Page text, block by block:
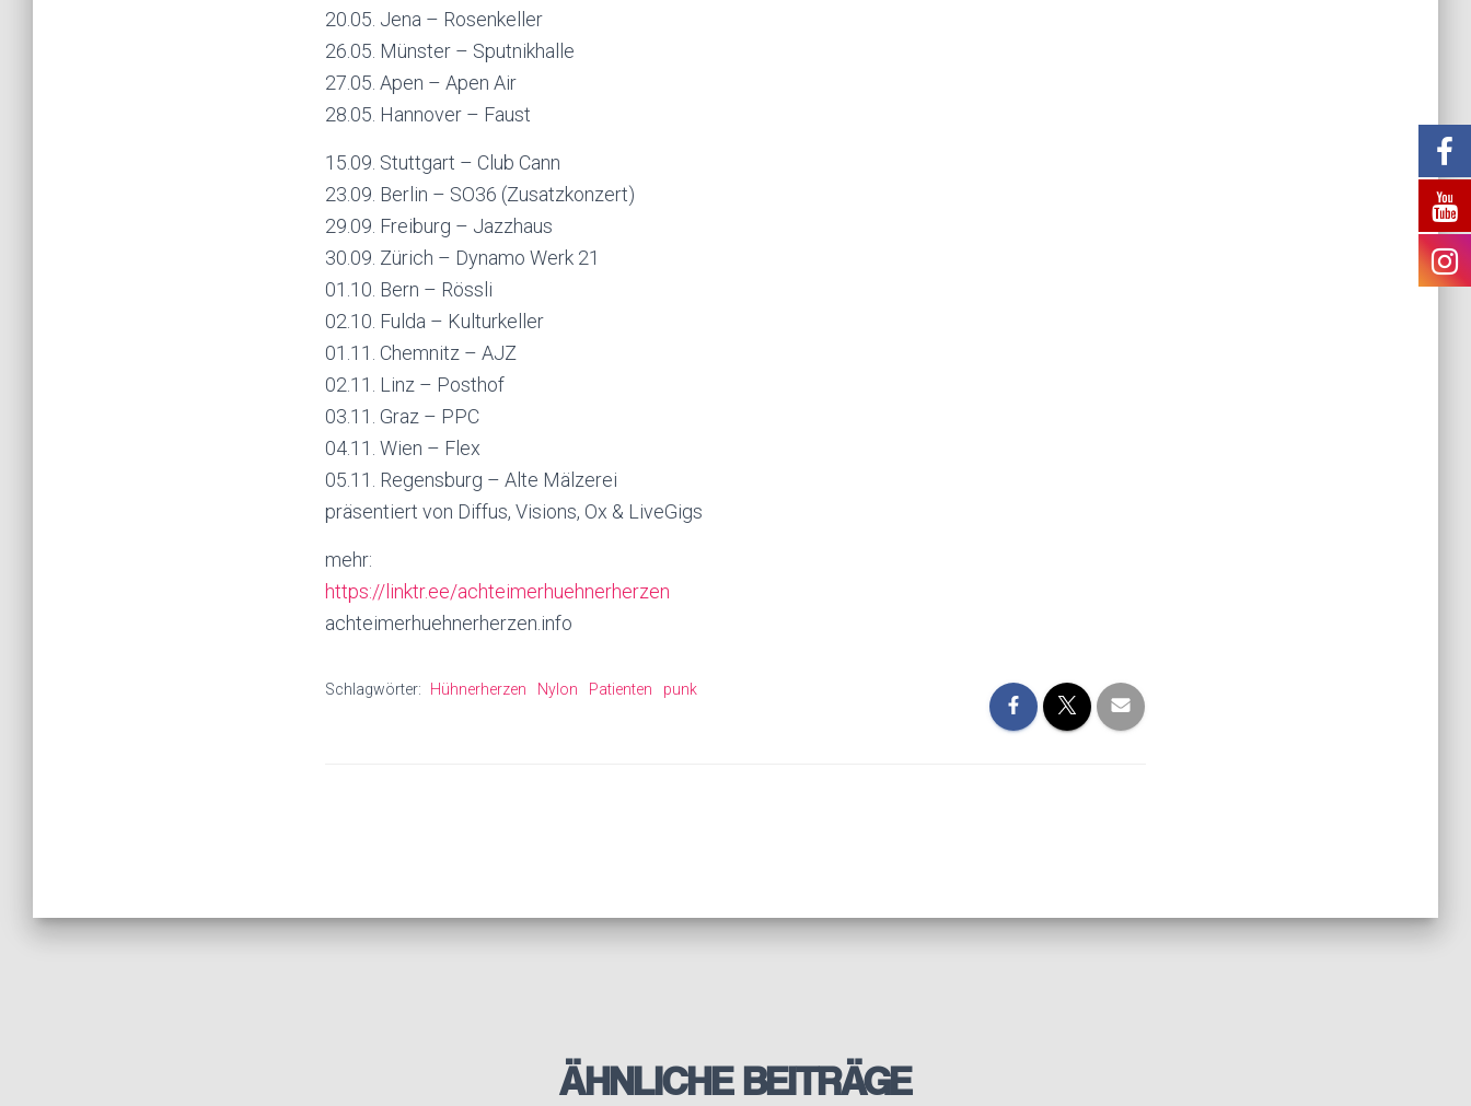
20.05. Jena – Rosenkeller
26.05. Münster – Sputnikhalle
27.05. Apen – Apen Air
28.05. Hannover – Faust
15.09. Stuttgart – Club Cann
23.09. Berlin – SO36 (Zusatzkonzert)
29.09. Freiburg – Jazzhaus
30.09. Zürich – Dynamo Werk 21
01.10. Bern – Rössli
02.10. Fulda – Kulturkeller
01.11. Chemnitz – AJZ
02.11. Linz – Posthof
03.11. Graz – PPC
04.11. Wien – Flex
05.11. Regensburg – Alte Mälzerei
präsentiert von Diffus, Visions, Ox & LiveGigs
mehr:
https://linktr.ee/achteimerhuehnerherzen
achteimerhuehnerherzen.info
Schlagwörter: Hühnerherzen Nylon Patienten punk
ÄHNLICHE BEITRÄGE